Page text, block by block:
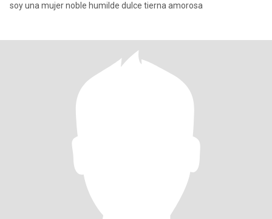
soy una mujer noble humilde dulce tierna amorosa